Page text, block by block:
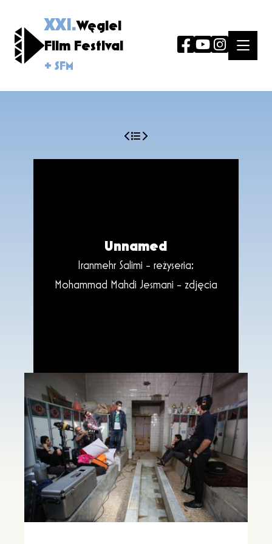
XXI.Węgiel
Film Festival
+ SFM
Unnamed
Iranmehr Salimi - reżyseria;
Mohammad Mahdi Jesmani - zdjęcia